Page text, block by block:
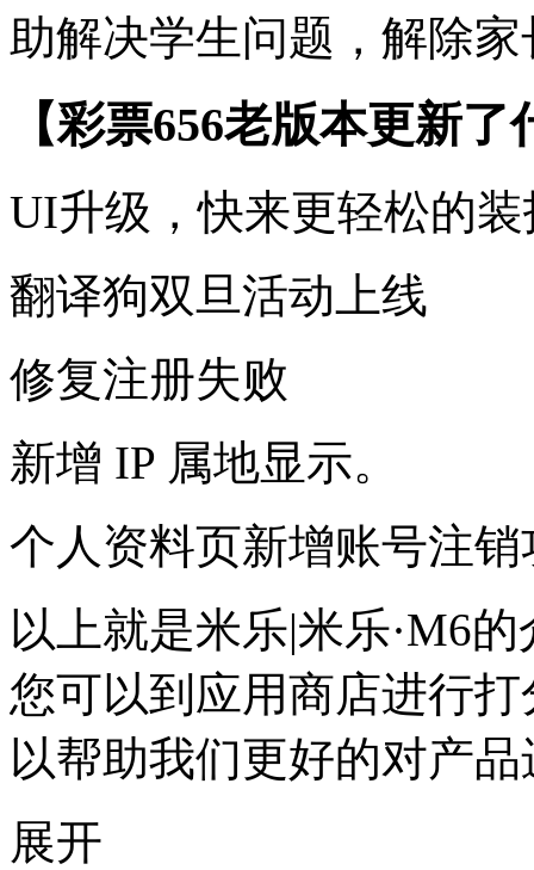
助解决学生问题，解除
【彩票656老版本更新了
UI升级，快来更轻松的
翻译狗双旦活动上线
修复注册失败
新增 IP 属地显示。
个人资料页新增账号注销
以上就是米乐|米乐·M6
您可以到应用商店进行
以帮助我们更好的对产
展开